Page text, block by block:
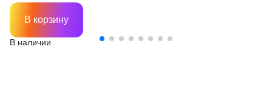
В наличии
В корзину